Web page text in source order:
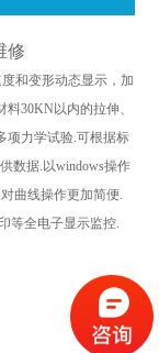
修
和变形动态显示，加
料30KN 以内的拉伸、
项力学试验.可根据标
数据. 以windows操作
对曲线操作更加简便.
等全电子显示监控.